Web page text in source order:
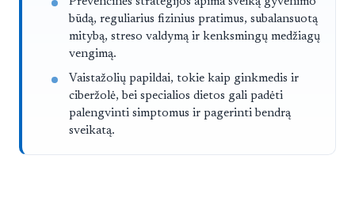
būdą, reguliarius fizinius pratimus, subalansuotą
mitybą, streso valdymą ir kenksmingų medžiagų
vengimą.
Vaistažolių papildai, tokie kaip ginkmedis ir
ciberžolė, bei specialios dietos gali padėti
palengvinti simptomus ir pagerinti bendrą
sveikatą.